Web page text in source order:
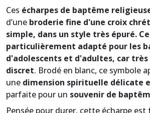
Ces écharpes de baptême
d’une broderie fine d'une croix
simple, dans un style très épuré.
particulièrement adapté pour les
d'adolescents et d'adultes, car
discret. Brodé en blanc, ce symbole
une dimension spirituelle délicate
parfaite pour un souvenir de
Pensée pour durer, cette écharpe est